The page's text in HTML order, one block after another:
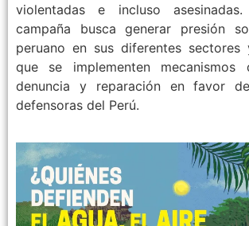
violentadas e incluso
campaña busca generar presión
peruano en sus diferentes sectores
que se implementen mecanismos
denuncia y reparación en favor
defensoras del Perú.